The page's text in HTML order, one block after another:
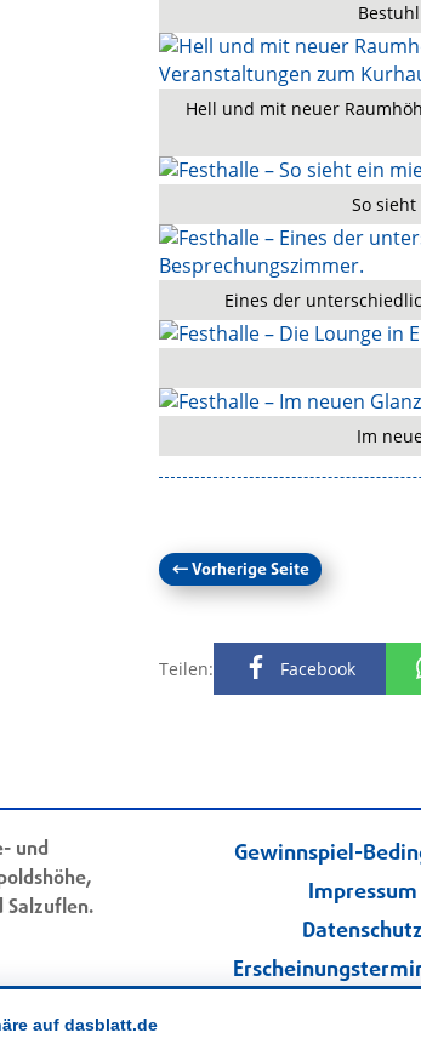
Hell und mit neuer
So
Eines der
Im
←Vorherige Seite
Teilen: Facebook
und
Salzuflen.
Gewinnspiel-
Impressum
Datenschutz
auf dasblatt.de